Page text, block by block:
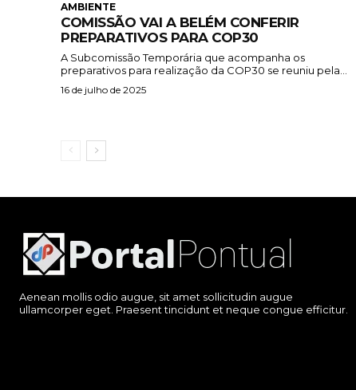
AMBIENTE
COMISSÃO VAI A BELÉM CONFERIR
PREPARATIVOS PARA COP30
A Subcomissão Temporária que acompanha os
preparativos para realização da COP30 se reuniu pela...
16 de julho de 2025
Aenean mollis odio augue, sit amet sollicitudin augue
ullamcorper eget. Praesent tincidunt et neque congue efficitur.